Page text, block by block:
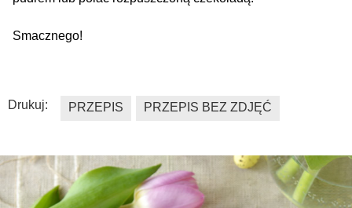
Smacznego!
Drukuj: PRZEPIS PRZEPIS BEZ ZDJĘĆ